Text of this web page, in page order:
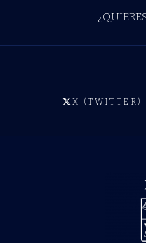
X (TWITTER)